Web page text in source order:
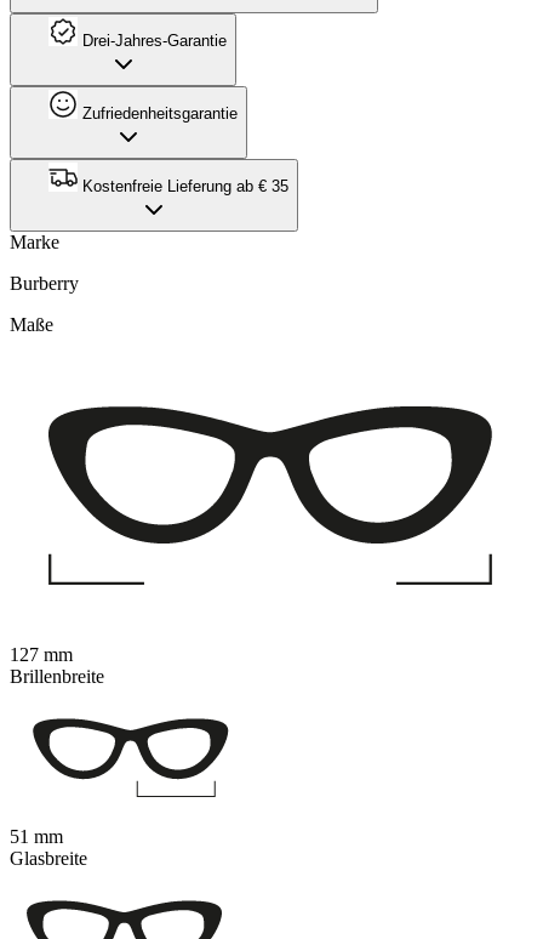
Drei-Jahres-Garantie
Zufriedenheitsgarantie
Kostenfreie Lieferung ab € 35
Marke
Burberry
Maße
127 mm
Brillenbreite
51 mm
Glasbreite